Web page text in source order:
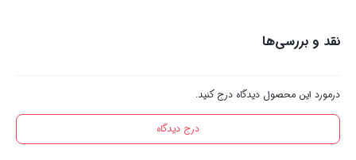
نقد و بررسی‌ها
درمورد این محصول دیدگاه درج کنید.
درج دیدگاه